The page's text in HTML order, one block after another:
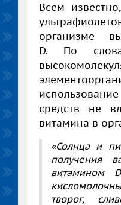
Всем
организме
D. По
средств не
витамина в
«Солнца и
получения
витамином
творог,